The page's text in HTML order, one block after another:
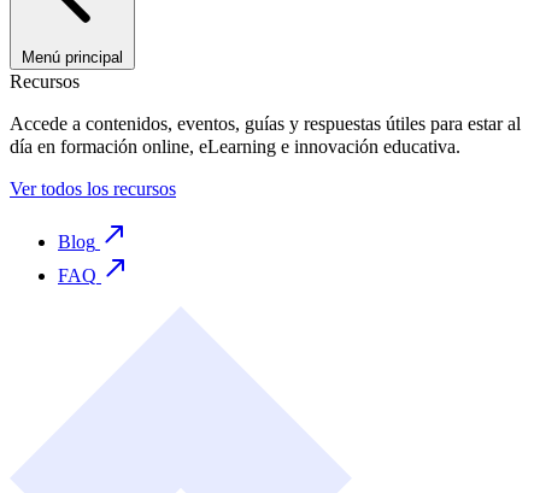
Menú principal
Recursos
Accede a contenidos, eventos, guías y respuestas útiles para estar al
día en formación online, eLearning e innovación educativa.
Ver todos los recursos
Blog
FAQ